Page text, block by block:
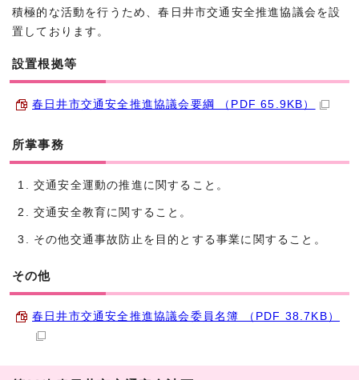
積極的な活動を行うため、春日井市交通安全推進協議会を設
置しております。
設置根拠等
春日井市交通安全推進協議会要綱 （PDF 65.9KB）
所掌事務
交通安全運動の推進に関すること。
交通安全教育に関すること。
その他交通事故防止を目的とする事業に関すること。
その他
春日井市交通安全推進協議会委員名簿 （PDF 38.7KB）